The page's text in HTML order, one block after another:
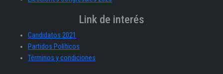
Link de interés
Candidatos 2021
Partidos Políticos
Términos y condiciones